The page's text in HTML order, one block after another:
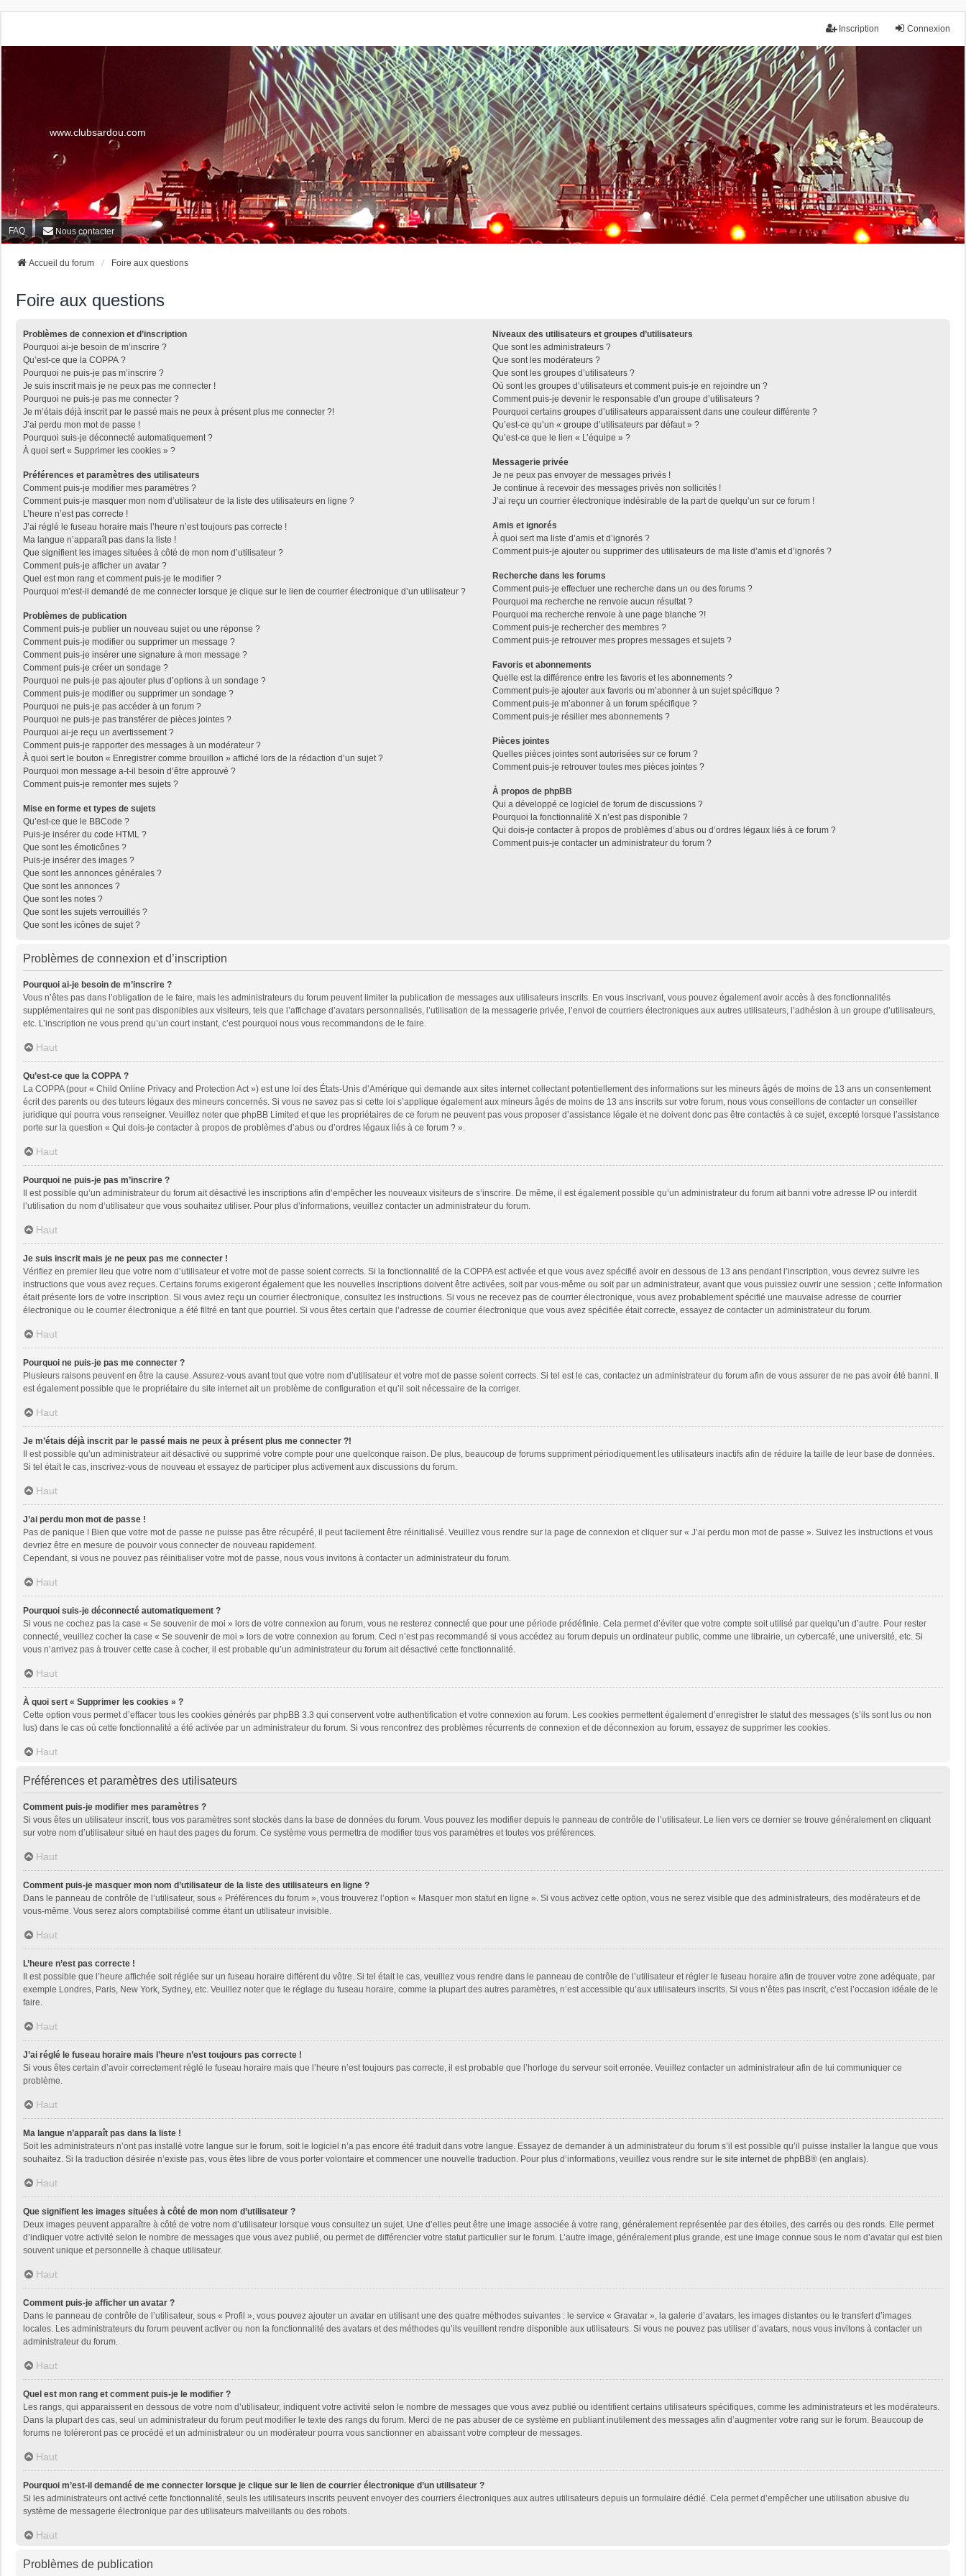
Connexion
Inscription
www.clubsardou.com
FAQ Nous contacter
Accueil du forum Foire aux questions
Foire aux questions
Problèmes de connexion et d’inscription
Pourquoi ai-je besoin de m’inscrire ?
Qu’est-ce que la COPPA ?
Pourquoi ne puis-je pas m’inscrire ?
Je suis inscrit mais je ne peux pas me connecter !
Pourquoi ne puis-je pas me connecter ?
Je m’étais déjà inscrit par le passé mais ne peux à présent plus me connecter ?!
J’ai perdu mon mot de passe !
Pourquoi suis-je déconnecté automatiquement ?
À quoi sert « Supprimer les cookies » ?
Préférences et paramètres des utilisateurs
Comment puis-je modifier mes paramètres ?
Comment puis-je masquer mon nom d’utilisateur de la liste des utilisateurs en ligne ?
L’heure n’est pas correcte !
J’ai réglé le fuseau horaire mais l’heure n’est toujours pas correcte !
Ma langue n’apparaît pas dans la liste !
Que signifient les images situées à côté de mon nom d’utilisateur ?
Comment puis-je afficher un avatar ?
Quel est mon rang et comment puis-je le modifier ?
Pourquoi m’est-il demandé de me connecter lorsque je clique sur le lien de courrier électronique d’un utilisateur ?
Problèmes de publication
Comment puis-je publier un nouveau sujet ou une réponse ?
Comment puis-je modifier ou supprimer un message ?
Comment puis-je insérer une signature à mon message ?
Comment puis-je créer un sondage ?
Pourquoi ne puis-je pas ajouter plus d’options à un sondage ?
Comment puis-je modifier ou supprimer un sondage ?
Pourquoi ne puis-je pas accéder à un forum ?
Pourquoi ne puis-je pas transférer de pièces jointes ?
Pourquoi ai-je reçu un avertissement ?
Comment puis-je rapporter des messages à un modérateur ?
À quoi sert le bouton « Enregistrer comme brouillon » affiché lors de la rédaction d’un sujet ?
Pourquoi mon message a-t-il besoin d’être approuvé ?
Comment puis-je remonter mes sujets ?
Mise en forme et types de sujets
Qu’est-ce que le BBCode ?
Puis-je insérer du code HTML ?
Que sont les émoticônes ?
Puis-je insérer des images ?
Que sont les annonces générales ?
Que sont les annonces ?
Que sont les notes ?
Que sont les sujets verrouillés ?
Que sont les icônes de sujet ?
Niveaux des utilisateurs et groupes d’utilisateurs
Que sont les administrateurs ?
Que sont les modérateurs ?
Que sont les groupes d’utilisateurs ?
Où sont les groupes d’utilisateurs et comment puis-je en rejoindre un ?
Comment puis-je devenir le responsable d’un groupe d’utilisateurs ?
Pourquoi certains groupes d’utilisateurs apparaissent dans une couleur différente ?
Qu’est-ce qu’un « groupe d’utilisateurs par défaut » ?
Qu’est-ce que le lien « L’équipe » ?
Messagerie privée
Je ne peux pas envoyer de messages privés !
Je continue à recevoir des messages privés non sollicités !
J’ai reçu un courrier électronique indésirable de la part de quelqu’un sur ce forum !
Amis et ignorés
À quoi sert ma liste d’amis et d’ignorés ?
Comment puis-je ajouter ou supprimer des utilisateurs de ma liste d’amis et d’ignorés ?
Recherche dans les forums
Comment puis-je effectuer une recherche dans un ou des forums ?
Pourquoi ma recherche ne renvoie aucun résultat ?
Pourquoi ma recherche renvoie à une page blanche ?!
Comment puis-je rechercher des membres ?
Comment puis-je retrouver mes propres messages et sujets ?
Favoris et abonnements
Quelle est la différence entre les favoris et les abonnements ?
Comment puis-je ajouter aux favoris ou m’abonner à un sujet spécifique ?
Comment puis-je m’abonner à un forum spécifique ?
Comment puis-je résilier mes abonnements ?
Pièces jointes
Quelles pièces jointes sont autorisées sur ce forum ?
Comment puis-je retrouver toutes mes pièces jointes ?
À propos de phpBB
Qui a développé ce logiciel de forum de discussions ?
Pourquoi la fonctionnalité X n’est pas disponible ?
Qui dois-je contacter à propos de problèmes d’abus ou d’ordres légaux liés à ce forum ?
Comment puis-je contacter un administrateur du forum ?
Problèmes de connexion et d’inscription
Pourquoi ai-je besoin de m’inscrire ?
Vous n’êtes pas dans l’obligation de le faire, mais les administrateurs du forum peuvent limiter la publication de messages aux utilisateurs inscrits. En vous inscrivant, vous pouvez également avoir accès à des fonctionnalités
supplémentaires qui ne sont pas disponibles aux visiteurs, tels que l’affichage d’avatars personnalisés, l’utilisation de la messagerie privée, l’envoi de courriers électroniques aux autres utilisateurs, l’adhésion à un groupe d’utilisateurs,
etc. L’inscription ne vous prend qu’un court instant, c’est pourquoi nous vous recommandons de le faire.
Haut
Qu’est-ce que la COPPA ?
La COPPA (pour « Child Online Privacy and Protection Act ») est une loi des États-Unis d’Amérique qui demande aux sites internet collectant potentiellement des informations sur les mineurs âgés de moins de 13 ans un consentement
écrit des parents ou des tuteurs légaux des mineurs concernés. Si vous ne savez pas si cette loi s’applique également aux mineurs âgés de moins de 13 ans inscrits sur votre forum, nous vous conseillons de contacter un conseiller
juridique qui pourra vous renseigner. Veuillez noter que phpBB Limited et que les propriétaires de ce forum ne peuvent pas vous proposer d’assistance légale et ne doivent donc pas être contactés à ce sujet, excepté lorsque l’assistance
porte sur la question « Qui dois-je contacter à propos de problèmes d’abus ou d’ordres légaux liés à ce forum ? ».
Haut
Pourquoi ne puis-je pas m’inscrire ?
Il est possible qu’un administrateur du forum ait désactivé les inscriptions afin d’empêcher les nouveaux visiteurs de s’inscrire. De même, il est également possible qu’un administrateur du forum ait banni votre adresse IP ou interdit
l’utilisation du nom d’utilisateur que vous souhaitez utiliser. Pour plus d’informations, veuillez contacter un administrateur du forum.
Haut
Je suis inscrit mais je ne peux pas me connecter !
Vérifiez en premier lieu que votre nom d’utilisateur et votre mot de passe soient corrects. Si la fonctionnalité de la COPPA est activée et que vous avez spécifié avoir en dessous de 13 ans pendant l’inscription, vous devrez suivre les
instructions que vous avez reçues. Certains forums exigeront également que les nouvelles inscriptions doivent être activées, soit par vous-même ou soit par un administrateur, avant que vous puissiez ouvrir une session ; cette information
était présente lors de votre inscription. Si vous aviez reçu un courrier électronique, consultez les instructions. Si vous ne recevez pas de courrier électronique, vous avez probablement spécifié une mauvaise adresse de courrier
électronique ou le courrier électronique a été filtré en tant que pourriel. Si vous êtes certain que l’adresse de courrier électronique que vous avez spécifiée était correcte, essayez de contacter un administrateur du forum.
Haut
Pourquoi ne puis-je pas me connecter ?
Plusieurs raisons peuvent en être la cause. Assurez-vous avant tout que votre nom d’utilisateur et votre mot de passe soient corrects. Si tel est le cas, contactez un administrateur du forum afin de vous assurer de ne pas avoir été banni. Il
est également possible que le propriétaire du site internet ait un problème de configuration et qu’il soit nécessaire de la corriger.
Haut
Je m’étais déjà inscrit par le passé mais ne peux à présent plus me connecter ?!
Il est possible qu’un administrateur ait désactivé ou supprimé votre compte pour une quelconque raison. De plus, beaucoup de forums suppriment périodiquement les utilisateurs inactifs afin de réduire la taille de leur base de données.
Si tel était le cas, inscrivez-vous de nouveau et essayez de participer plus activement aux discussions du forum.
Haut
J’ai perdu mon mot de passe !
Pas de panique ! Bien que votre mot de passe ne puisse pas être récupéré, il peut facilement être réinitialisé. Veuillez vous rendre sur la page de connexion et cliquer sur « J’ai perdu mon mot de passe ». Suivez les instructions et vous
devriez être en mesure de pouvoir vous connecter de nouveau rapidement.
Cependant, si vous ne pouvez pas réinitialiser votre mot de passe, nous vous invitons à contacter un administrateur du forum.
Haut
Pourquoi suis-je déconnecté automatiquement ?
Si vous ne cochez pas la case « Se souvenir de moi » lors de votre connexion au forum, vous ne resterez connecté que pour une période prédéfinie. Cela permet d’éviter que votre compte soit utilisé par quelqu’un d’autre. Pour rester
connecté, veuillez cocher la case « Se souvenir de moi » lors de votre connexion au forum. Ceci n’est pas recommandé si vous accédez au forum depuis un ordinateur public, comme une librairie, un cybercafé, une université, etc. Si
vous n’arrivez pas à trouver cette case à cocher, il est probable qu’un administrateur du forum ait désactivé cette fonctionnalité.
Haut
À quoi sert « Supprimer les cookies » ?
Cette option vous permet d’effacer tous les cookies générés par phpBB 3.3 qui conservent votre authentification et votre connexion au forum. Les cookies permettent également d’enregistrer le statut des messages (s’ils sont lus ou non
lus) dans le cas où cette fonctionnalité a été activée par un administrateur du forum. Si vous rencontrez des problèmes récurrents de connexion et de déconnexion au forum, essayez de supprimer les cookies.
Haut
Préférences et paramètres des utilisateurs
Comment puis-je modifier mes paramètres ?
Si vous êtes un utilisateur inscrit, tous vos paramètres sont stockés dans la base de données du forum. Vous pouvez les modifier depuis le panneau de contrôle de l’utilisateur. Le lien vers ce dernier se trouve généralement en cliquant
sur votre nom d’utilisateur situé en haut des pages du forum. Ce système vous permettra de modifier tous vos paramètres et toutes vos préférences.
Haut
Comment puis-je masquer mon nom d’utilisateur de la liste des utilisateurs en ligne ?
Dans le panneau de contrôle de l’utilisateur, sous « Préférences du forum », vous trouverez l’option « Masquer mon statut en ligne ». Si vous activez cette option, vous ne serez visible que des administrateurs, des modérateurs et de
vous-même. Vous serez alors comptabilisé comme étant un utilisateur invisible.
Haut
L’heure n’est pas correcte !
Il est possible que l’heure affichée soit réglée sur un fuseau horaire différent du vôtre. Si tel était le cas, veuillez vous rendre dans le panneau de contrôle de l’utilisateur et régler le fuseau horaire afin de trouver votre zone adéquate, par
exemple Londres, Paris, New York, Sydney, etc. Veuillez noter que le réglage du fuseau horaire, comme la plupart des autres paramètres, n’est accessible qu’aux utilisateurs inscrits. Si vous n’êtes pas inscrit, c’est l’occasion idéale de le
faire.
Haut
J’ai réglé le fuseau horaire mais l’heure n’est toujours pas correcte !
Si vous êtes certain d’avoir correctement réglé le fuseau horaire mais que l’heure n’est toujours pas correcte, il est probable que l’horloge du serveur soit erronée. Veuillez contacter un administrateur afin de lui communiquer ce
problème.
Haut
Ma langue n’apparaît pas dans la liste !
Soit les administrateurs n’ont pas installé votre langue sur le forum, soit le logiciel n’a pas encore été traduit dans votre langue. Essayez de demander à un administrateur du forum s’il est possible qu’il puisse installer la langue que vous
souhaitez. Si la traduction désirée n’existe pas, vous êtes libre de vous porter volontaire et commencer une nouvelle traduction. Pour plus d’informations, veuillez vous rendre sur le site internet de phpBB® (en anglais).
Haut
Que signifient les images situées à côté de mon nom d’utilisateur ?
Deux images peuvent apparaître à côté de votre nom d’utilisateur lorsque vous consultez un sujet. Une d’elles peut être une image associée à votre rang, généralement représentée par des étoiles, des carrés ou des ronds. Elle permet
d’indiquer votre activité selon le nombre de messages que vous avez publié, ou permet de différencier votre statut particulier sur le forum. L’autre image, généralement plus grande, est une image connue sous le nom d’avatar qui est bien
souvent unique et personnelle à chaque utilisateur.
Haut
Comment puis-je afficher un avatar ?
Dans le panneau de contrôle de l’utilisateur, sous « Profil », vous pouvez ajouter un avatar en utilisant une des quatre méthodes suivantes : le service « Gravatar », la galerie d’avatars, les images distantes ou le transfert d’images
locales. Les administrateurs du forum peuvent activer ou non la fonctionnalité des avatars et des méthodes qu’ils veuillent rendre disponible aux utilisateurs. Si vous ne pouvez pas utiliser d’avatars, nous vous invitons à contacter un
administrateur du forum.
Haut
Quel est mon rang et comment puis-je le modifier ?
Les rangs, qui apparaissent en dessous de votre nom d’utilisateur, indiquent votre activité selon le nombre de messages que vous avez publié ou identifient certains utilisateurs spécifiques, comme les administrateurs et les modérateurs.
Dans la plupart des cas, seul un administrateur du forum peut modifier le texte des rangs du forum. Merci de ne pas abuser de ce système en publiant inutilement des messages afin d’augmenter votre rang sur le forum. Beaucoup de
forums ne toléreront pas ce procédé et un administrateur ou un modérateur pourra vous sanctionner en abaissant votre compteur de messages.
Haut
Pourquoi m’est-il demandé de me connecter lorsque je clique sur le lien de courrier électronique d’un utilisateur ?
Si les administrateurs ont activé cette fonctionnalité, seuls les utilisateurs inscrits peuvent envoyer des courriers électroniques aux autres utilisateurs depuis un formulaire dédié. Cela permet d’empêcher une utilisation abusive du
système de messagerie électronique par des utilisateurs malveillants ou des robots.
Haut
Problèmes de publication